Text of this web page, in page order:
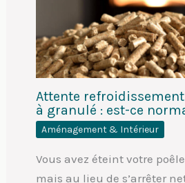
Attente
à granulé : est-ce
Aménagement & Intérieur
Vous avez éteint votre
mais au lieu de s’arrêter